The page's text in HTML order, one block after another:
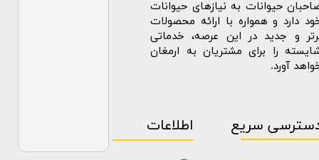
حیوانات به نیازهای حیوانات
دارد و همواره با ارائه محصولات
و جدید در این عرصه، خدماتی
را برای مشتریان به ارمغان
آورد.
سریع اطلاعات